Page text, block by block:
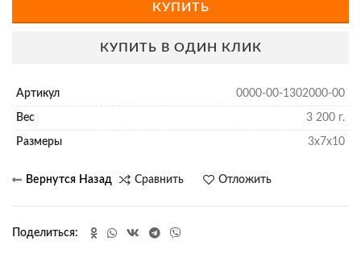
КУПИТЬ
КУПИТЬ В ОДИН КЛИК
Артикул 0000-00-1302000-00
Вес 3 200 г.
Размеры 3х7х10
Сравнить Отложить
Поделиться